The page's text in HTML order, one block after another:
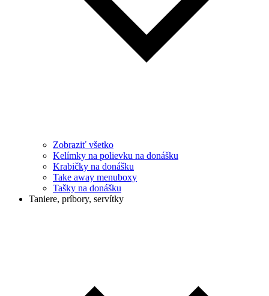
Zobraziť všetko
Kelímky na polievku na donášku
Krabičky na donášku
Take away menuboxy
Tašky na donášku
Taniere, príbory, servítky